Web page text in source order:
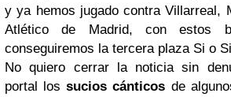
y ya hemos jugado contra Villarreal,
Atlético de Madrid, con estos
conseguiremos la tercera plaza Si o
No quiero cerrar la noticia sin
portal lossucios cánticos de